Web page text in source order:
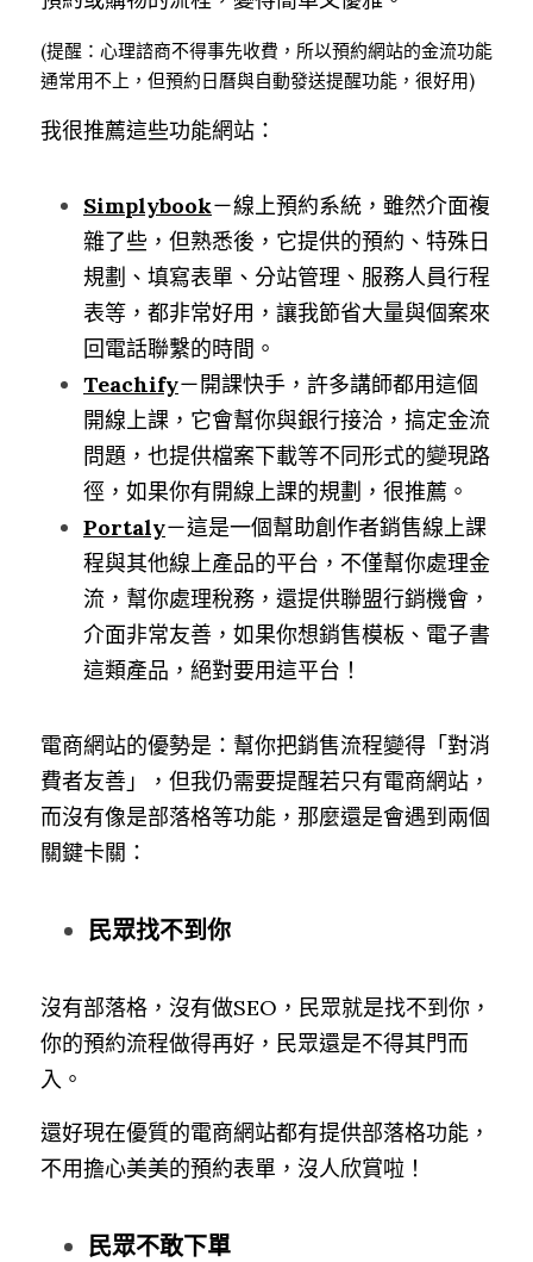
(提醒：心理諮商不得事先收費，所以預約網站的金流功能
通常用不上，但預約日曆與自動發送提醒功能，很好用)
我很推薦這些功能網站：
Simplybook－線上預約系統，雖然介面複
雜了些，但熟悉後，它提供的預約、特殊日
規劃、填寫表單、分站管理、服務人員行程
表等，都非常好用，讓我節省大量與個案來
回電話聯繫的時間。
Teachify－開課快手，許多講師都用這個
開線上課，它會幫你與銀行接洽，搞定金流
問題，也提供檔案下載等不同形式的變現路
徑，如果你有開線上課的規劃，很推薦。
Portaly－這是一個幫助創作者銷售線上課
程與其他線上產品的平台，不僅幫你處理金
流，幫你處理稅務，還提供聯盟行銷機會，
介面非常友善，如果你想銷售模板、電子書
這類產品，絕對要用這平台！
電商網站的優勢是：幫你把銷售流程變得「對消
費者友善」，但我仍需要提醒若只有電商網站，
而沒有像是部落格等功能，那麼還是會遇到兩個
關鍵卡關：
民眾找不到你
沒有部落格，沒有做SEO，民眾就是找不到你，
你的預約流程做得再好，民眾還是不得其門而
入。
還好現在優質的電商網站都有提供部落格功能，
不用擔心美美的預約表單，沒人欣賞啦！
民眾不敢下單